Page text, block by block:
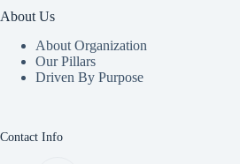
About Us
About Organization
Our Pillars
Driven By Purpose​
Contact Info